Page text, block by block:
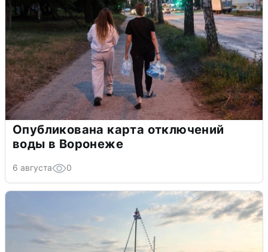
Опубликована карта отключений
воды в Воронеже
6 августа 0